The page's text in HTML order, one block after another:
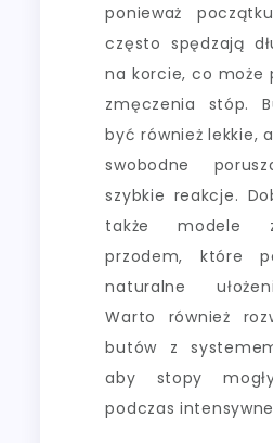
ponieważ
często spędzają
na korcie, co może
zmęczenia stóp.
być również lekkie,
swobodne
szybkie reakcje.
także modele
przodem, które
naturalne
Warto również
butów z
aby stopy
podczas